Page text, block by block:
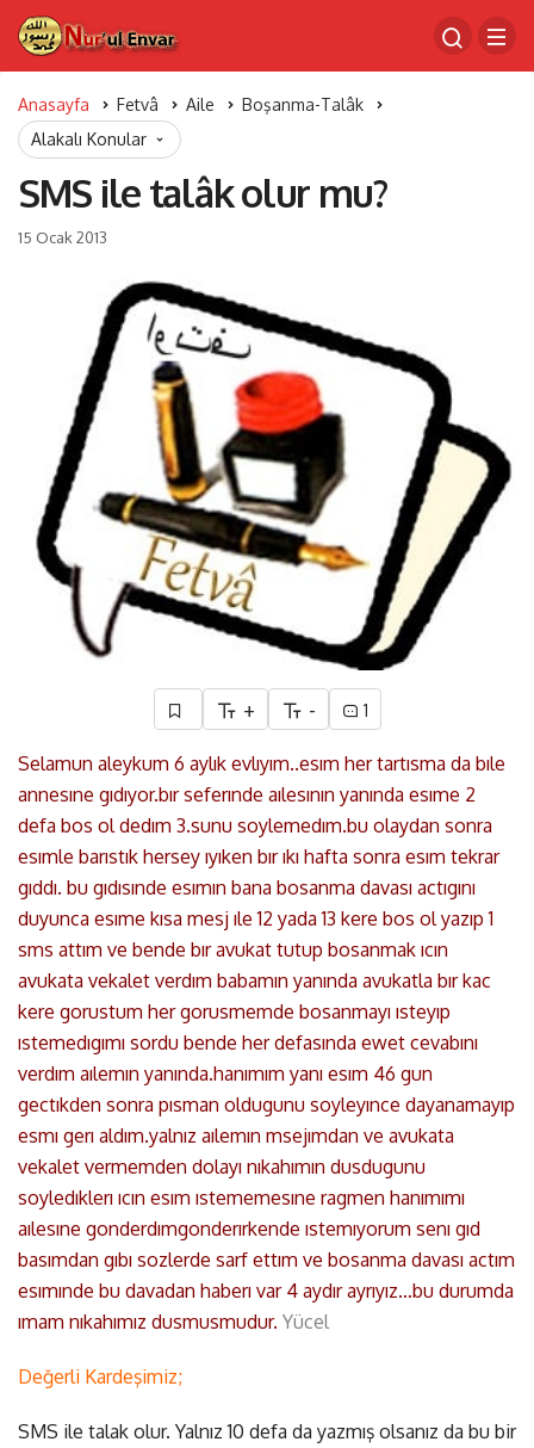
Anasayfa Fetvâ Aile
Boşanma-Talâk
Alakalı Konular
SMS ile talâk olur mu?
15 Ocak 2013
+ - 1
Selamun aleykum 6 aylık evlıyım..esım her tartısma da bıle
annesıne gıdıyor.bır seferınde aılesının yanında esıme 2
defa bos ol dedım 3.sunu soylemedım.bu olaydan sonra
esımle barıstık hersey ıyıken bır ıkı hafta sonra esım tekrar
gıddı. bu gıdısınde esımın bana bosanma davası actıgını
duyunca esıme kısa mesj ıle 12 yada 13 kere bos ol yazıp 1
sms attım ve bende bır avukat tutup bosanmak ıcın
avukata vekalet verdım babamın yanında avukatla bır kac
kere gorustum her gorusmemde bosanmayı ısteyıp
ıstemedıgımı sordu bende her defasında ewet cevabını
verdım aılemın yanında.hanımım yanı esım 46 gun
gectıkden sonra pısman oldugunu soyleyınce dayanamayıp
esmı gerı aldım.yalnız aılemın msejımdan ve avukata
vekalet vermemden dolayı nıkahımın dusdugunu
soyledıklerı ıcın esım ıstememesıne ragmen hanımımı
aılesıne gonderdımgonderırkende ıstemıyorum senı gıd
basımdan gıbı sozlerde sarf ettım ve bosanma davası actım
esımınde bu davadan haberı var 4 aydır ayrıyız…bu durumda
ımam nıkahımız dusmusmudur. Yücel
Değerli Kardeşimiz;
SMS ile talak olur. Yalnız 10 defa da yazmış olsanız da bu bir